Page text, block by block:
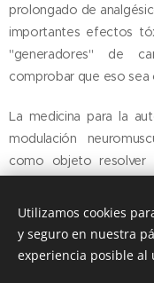
prolongado de
importantes efectos
"generadores" de
comprobar que eso sea
La medicina para la
modulación
como objeto resolver
Utilizamos cookies
y seguro en nuestra
experiencia posible al